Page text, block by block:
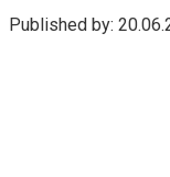
Published by: